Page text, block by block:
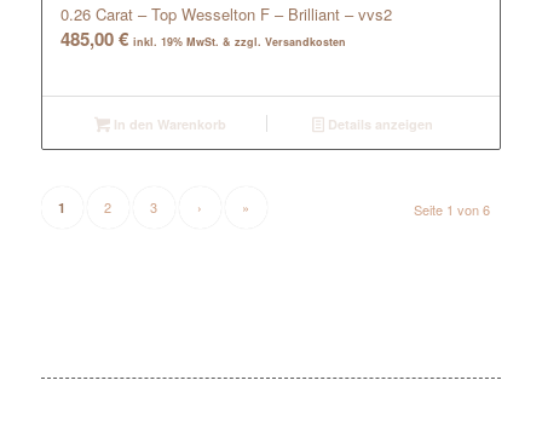
0.26 Carat – Top Wesselton F – Brilliant – vvs2
485,00€ inkl. 19% MwSt. & zzgl. Versandkosten
In den Warenkorb Details anzeigen
Seite 1 von 6
1 2 3 › »